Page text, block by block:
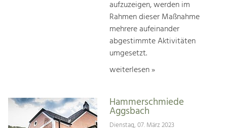
aufzuzeigen, werden im
Rahmen dieser Maßnahme
mehrere aufeinander
abgestimmte Aktivitäten
umgesetzt.
weiterlesen »
Hammerschmiede
Aggsbach
Dienstag, 07. März 2023